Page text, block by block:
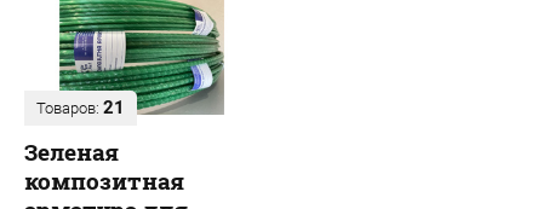
Товаров: 21
Зеленая
композитная